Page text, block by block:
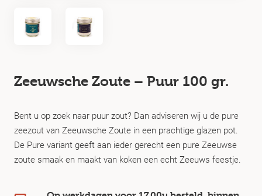
Zeeuwsche Zoute – Puur 100 gr.
Bent u op zoek naar puur zout? Dan adviseren wij u de pure
zeezout van Zeeuwsche Zoute in een prachtige glazen pot.
De Pure variant geeft aan ieder gerecht een pure Zeeuwse
zoute smaak en maakt van koken een echt Zeeuws feestje.